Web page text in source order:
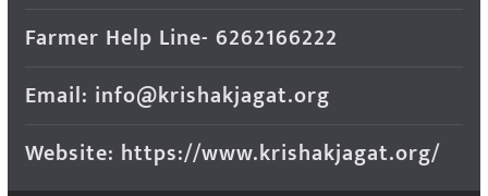
Farmer Help Line- 6262166222
Email: info@krishakjagat.org
Website: https://www.krishakjagat.org/